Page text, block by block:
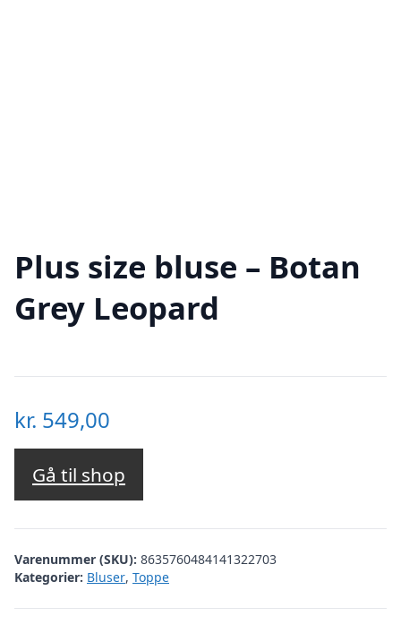
Plus size bluse – Botan
Grey Leopard
kr. 549,00
Gå til shop
Varenummer (SKU): 8635760484141322703
Kategorier: Bluser, Toppe